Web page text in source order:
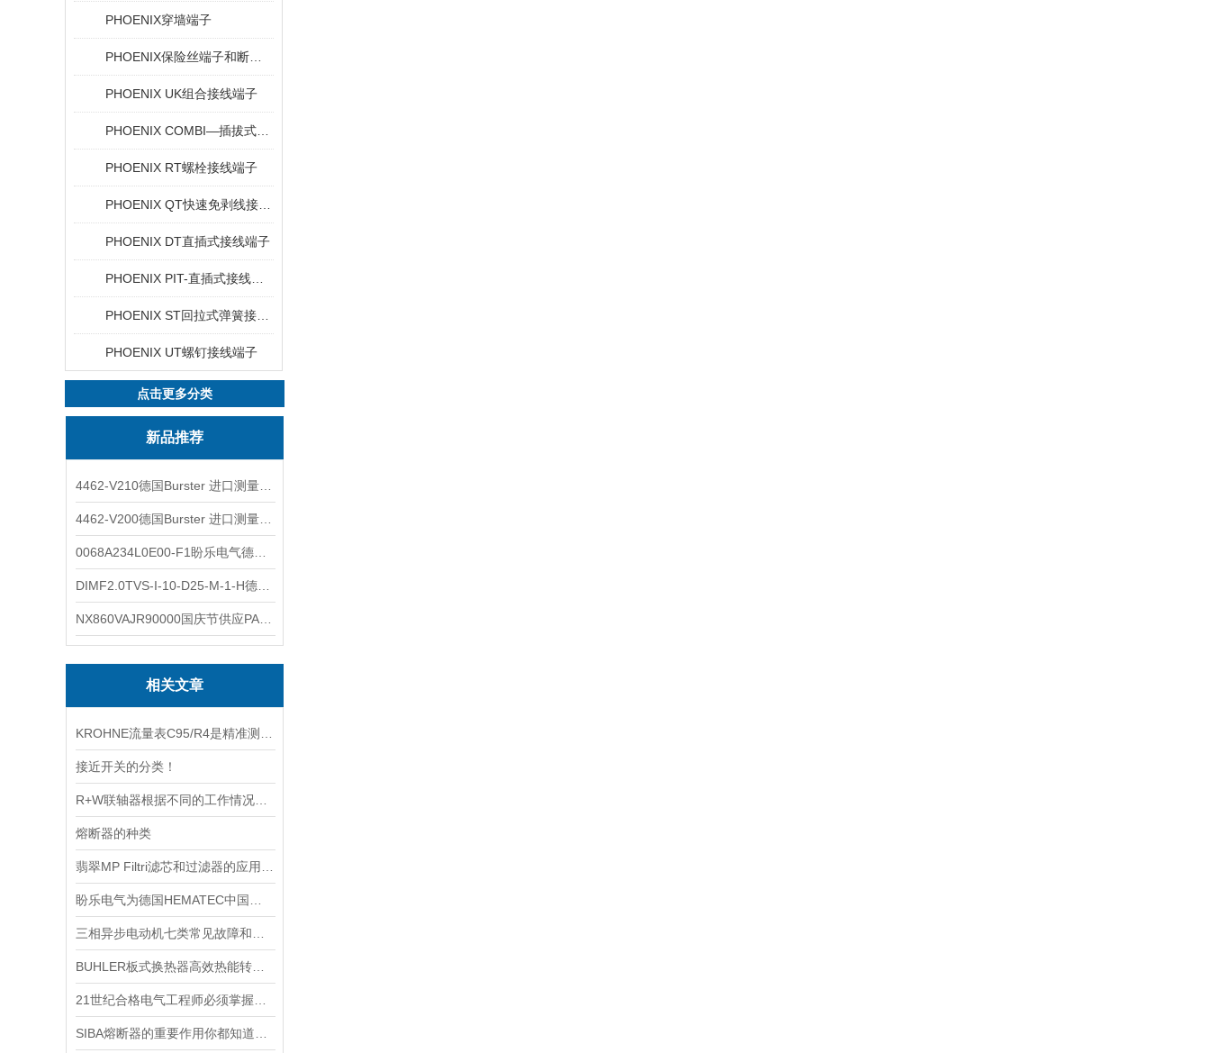
PHOENIX穿墙端子
PHOENIX UK组合接线端子
PHOENIX RT螺栓接线端子
PHOENIX DT直插式接线端子
PHOENIX UT螺钉接线端子
点击更多分类
新品推荐
相关文章
接近开关的分类！
熔断器的种类